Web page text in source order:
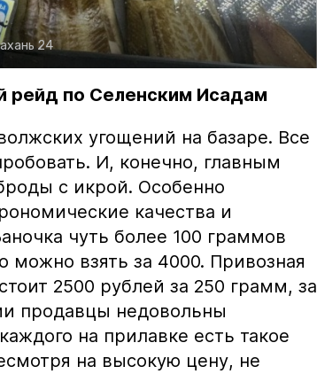
24
рейд по Селенским Исадам
угощений на базаре. Все
И, конечно, главным
с икрой. Особенно
качества и
чуть более 100 граммов
можно взять за 4000. Привозная
2500 рублей за 250 грамм, за
продавцы недовольны
на прилавке есть такое
на высокую цену, не